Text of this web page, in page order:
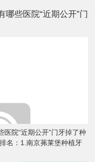
些医院“近期公开”门
院“近期公开”门牙掉了种
名：1.南京茀莱堡种植牙